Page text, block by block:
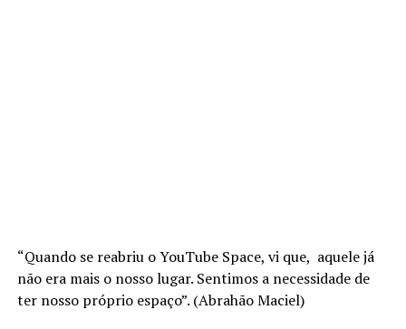
“Quando se reabriu o YouTube Space, vi que, aquele já
não era mais o nosso lugar. Sentimos a necessidade de
ter nosso próprio espaço”. (Abrahão Maciel)